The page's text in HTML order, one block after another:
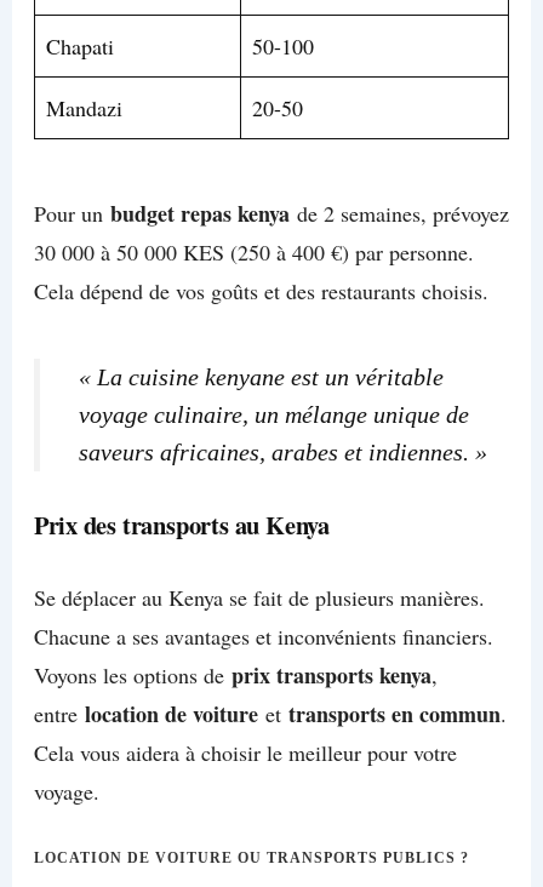
Chapati 50-100
Mandazi 20-50
Pour un budget repas kenyade 2 semaines, prévoyez
30 000 à 50 000 KES (250 à 400 €) par personne.
Cela dépend de vos goûts et des restaurants choisis.
« La cuisine kenyane est un véritable
voyage culinaire, un mélange unique de
saveurs africaines, arabes et indiennes. »
Prix des transports au Kenya
Se déplacer au Kenya se fait de plusieurs manières.
Chacune a ses avantages et inconvénients financiers.
Voyons les options de prix transports kenya,
entre location de voitureet transports en commun.
Cela vous aidera à choisir le meilleur pour votre
voyage.
LOCATION DE VOITURE OU TRANSPORTS PUBLICS ?